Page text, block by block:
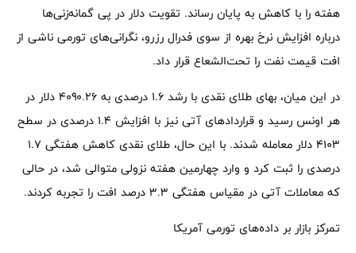
هفته را با کاهش به پایان رساند. تقویت دلار در پی گمانه‌زنی‌ها
درباره افزایش نرخ بهره از سوی فدرال رزرو، نگرانی‌های تورمی ناشی از
افت قیمت نفت را تحت‌الشعاع قرار داد.
در این میان، بهای طلای نقدی با رشد ۱.۶ درصدی به ۴۰۹۰.۲۶ دلار در
هر اونس رسید و قراردادهای آتی نیز با افزایش ۱.۴ درصدی در سطح
۴۱۰۳ دلار معامله شدند. با این حال، طلای نقدی کاهش هفتگی ۱.۷
درصدی را ثبت کرد و وارد چهارمین هفته نزولی متوالی شد، در حالی
که معاملات آتی در مقیاس هفتگی ۳.۳ درصد افت را تجربه کردند.
تمرکز بازار بر داده‌های تورمی آمریکا